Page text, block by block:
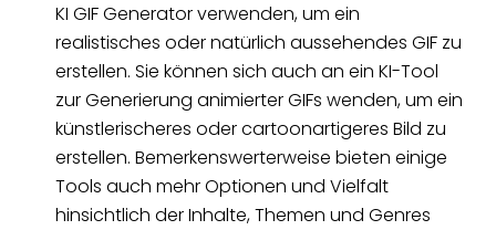
KI GIF Generator verwenden, um ein
realistisches oder natürlich aussehendes GIF zu
erstellen. Sie können sich auch an ein KI-Tool
zur Generierung animierter GIFs wenden, um ein
künstlerischeres oder cartoonartigeres Bild zu
erstellen. Bemerkenswerterweise bieten einige
Tools auch mehr Optionen und Vielfalt
hinsichtlich der Inhalte, Themen und Genres